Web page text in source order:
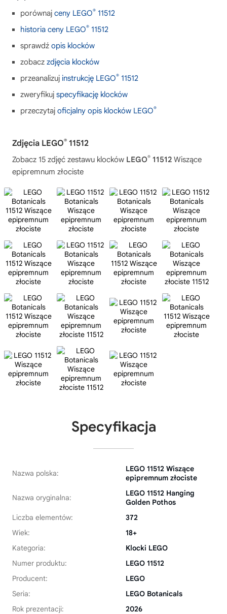
porównaj ceny LEGO® 11512
historia ceny LEGO® 11512
sprawdź opis klocków
zobacz zdjęcia klocków
przeanalizuj instrukcję LEGO® 11512
zweryfikuj specyfikację klocków
przeczytaj oficjalny opis klocków LEGO®
Zdjęcia LEGO® 11512
Zobacz 15 zdjęć zestawu klocków LEGO® 11512 Wiszące
epipremnum złociste
Specyfikacja
Nazwa polska:
LEGO 11512 Wiszące
epipremnum złociste
Nazwa oryginalna:
LEGO 11512 Hanging
Golden Pothos
Liczba elementów:
372
Wiek:
18+
Kategoria:
Klocki LEGO
Numer produktu:
LEGO 11512
Producent:
LEGO
Seria:
LEGO Botanicals
Rok prezentacji:
2026